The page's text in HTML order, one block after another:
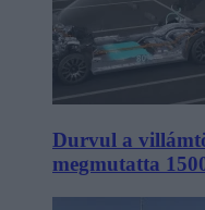
Durvul a
megmutatta